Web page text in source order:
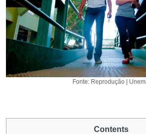
Fonte: Reprodução |
Contents